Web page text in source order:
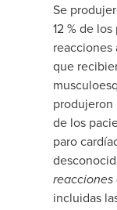
Se
12 % de
reacciones
que
produjeron
de los
paro
reacciones
incluidas